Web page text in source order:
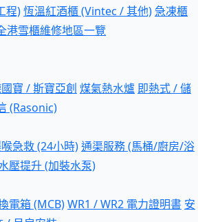
程)恆溫紅酒櫃 (Vintec / 其他)急凍櫃
港雪櫃維修地區一覽
寶 / 斯寶亞創 煤氣熱水爐 即熱式 / 儲
(Rasonic)
急救 (24小時)通渠服務 (馬桶/廚房/浴
壓提升 (加裝水泵)
電箱 (MCB)WR1 / WR2 電力證明書 安